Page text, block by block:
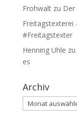
Frohwaltzu Der
Freitagstexterei
#Freitagstexter
Henning Uhle zu
es
Archiv
Archiv